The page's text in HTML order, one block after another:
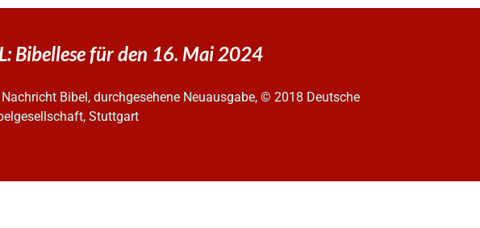
Bibellese für den 16. Mai 2024
Bibel, durchgesehene Neuausgabe, © 2018 Deutsche
Stuttgart